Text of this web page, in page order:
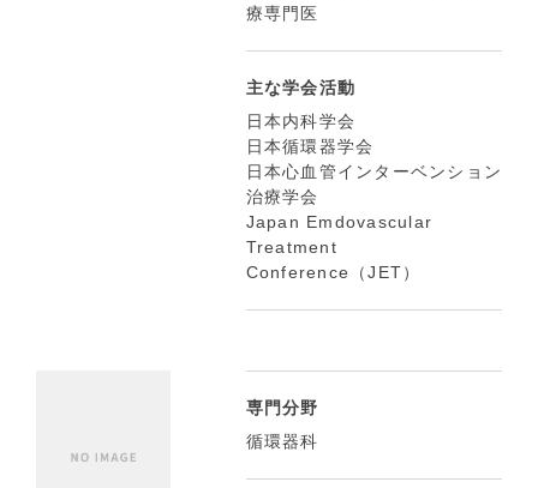
療専門医
主な学会活動
日本内科学会
日本循環器学会
日本心血管インターベンション
治療学会
Japan Emdovascular
Treatment
Conference（JET）
専門分野
循環器科